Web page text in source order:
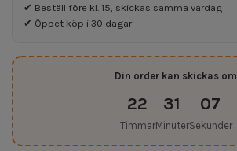
✔ Beställ före kl. 15, skickas samma vardag
✔ Öppet köp i 30 dagar
Din order kan skickas om
22
Timmar
31
Minuter
07
Sekunder